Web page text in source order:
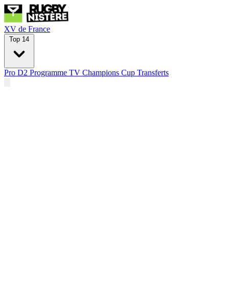
XV de France
Top 14
Pro D2 Programme TV Champions Cup Transferts